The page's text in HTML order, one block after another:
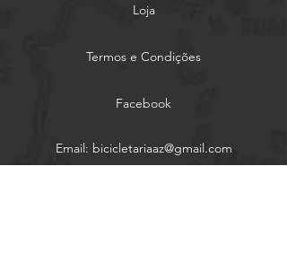
Loja
Termos e Condições
Facebook
Email: bicicletariaaz@gmail.com